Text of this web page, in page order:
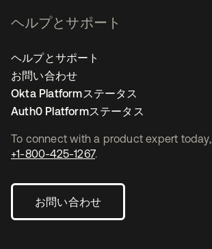
To connect with a product expert today,
+1-800-425-1267.
お問い合わせ
ヘルプとサポート
ヘルプとサポート
お問い合わせ
Okta Platformステータス
Auth0 Platformステータス